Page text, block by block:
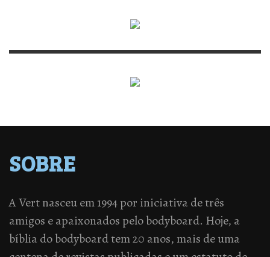
SOBRE
A Vert nasceu em 1994 por iniciativa de três
amigos e apaixonados pelo bodyboard. Hoje, a
bíblia do bodyboard tem 20 anos, mais de uma